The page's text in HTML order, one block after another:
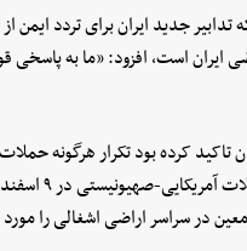
جدید ایران برای تردد ایمن
است، افزود: «ما به پاسخی
کرده بود تکرار هرگونه
در سراسر اراضی اشغالی را